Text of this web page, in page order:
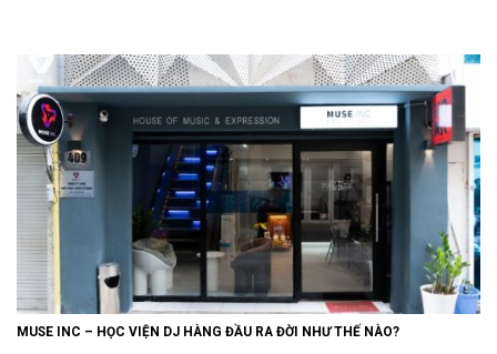
MUSE INC – HỌC VIỆN DJ HÀNG ĐẦU RA ĐỜI NHƯ THẾ NÀO?